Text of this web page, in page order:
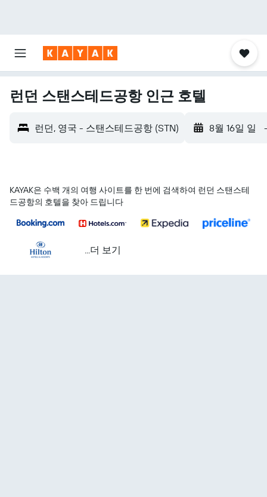
런던 스탠스테드공항 인근 호텔
런던, 영국 - 스탠스테드공항 (STN) 8월 16일 일
KAYAK은 수백 개의 여행 사이트를 한 번에 검색하여 런던 스탠스테
드공항의 호텔을 찾아 드립니다
...더 보기